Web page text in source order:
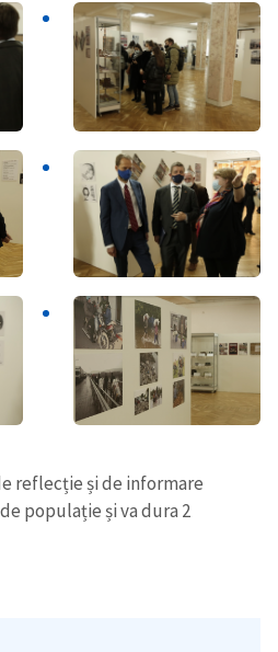
reflecție și de informare
populație și va dura 2